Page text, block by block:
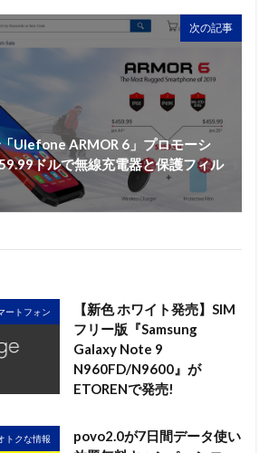
次の記事
Ulefone ARMOR 6」プロモーシ
ドルで無線充電器と保護フィル
ートフォン
【新色 ホワイト発売】SIM
フリー版『Samsung
Galaxy Note 9
N960FD/N9600』が
ETORENで発売!
トクな情報
povo2.0が7日間データ使い